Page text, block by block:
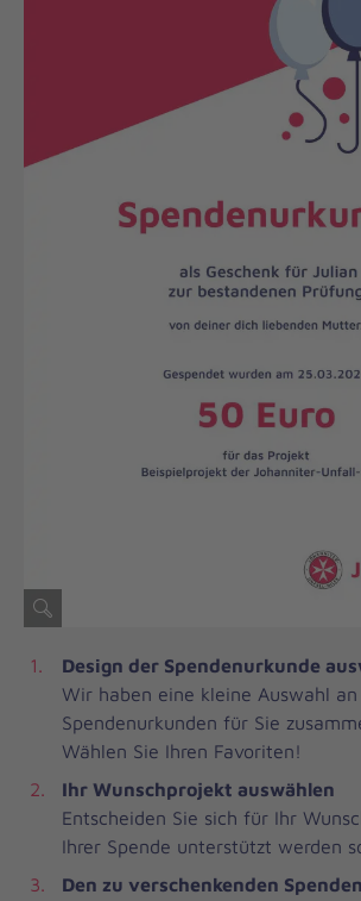
Design der Spendenurkunde
Wir haben eine kleine Auswahl
Spendenurkunden für Sie
Wählen Sie Ihren Favoriten!
Ihr Wunschprojekt auswählen
Entscheiden Sie sich für Ihr
Ihrer Spende unterstützt werden
Den zu verschenkenden